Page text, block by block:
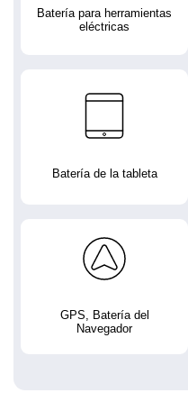
Batería para herramientas
eléctricas
Batería de la tableta
GPS, Batería del
Navegador